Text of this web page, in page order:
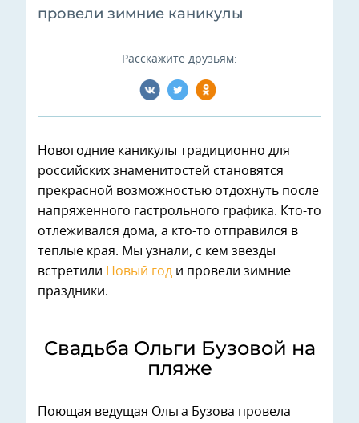
провели зимние каникулы
Расскажите друзьям:
Новогодние каникулы традиционно для
российских знаменитостей становятся
прекрасной возможностью отдохнуть после
напряженного гастрольного графика. Кто-то
отлеживался дома, а кто-то отправился в
теплые края. Мы узнали, с кем звезды
встретили Новый год и провели зимние
праздники.
Свадьба Ольги Бузовой на
пляже
Поющая ведущая Ольга Бузова провела